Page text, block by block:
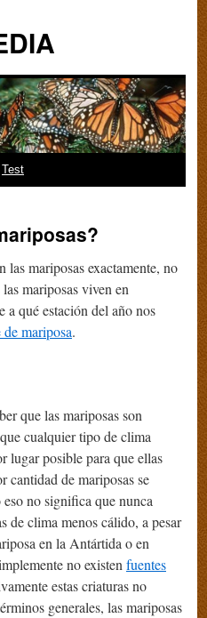
Test
las mariposas exactamente, no
mariposas viven en
a qué estación del año nos
de mariposa.
que las mariposas son
cualquier tipo de clima
lugar posible para que ellas
de mariposas se
no significa que nunca
de clima menos cálido, a pesar
en la Antártida o en
no existenfuentes
estas criaturas no
generales, las mariposas